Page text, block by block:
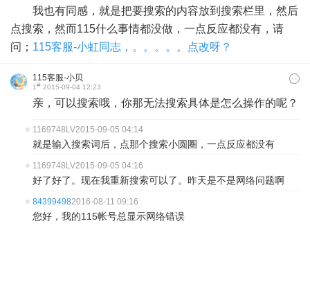
我也有同感，就是把要搜索的内容放到搜索栏里，然后
点搜索，然而115什么事情都没做，一点反应都没有，请
问； 115客服-小虹同志，。。。。。点改呀？
115客服-小贝
1# 2015-09-04 12:23
亲，可以搜索哦，你那无法搜索具体是怎么操作的呢？
1169748LV2015-09-05 04:14
就是输入搜索词后，点那个搜索小圆圈，一点反应都没有
1169748LV2015-09-05 04:16
好了好了。现在我重新搜索可以了。昨天是不是网络问题啊
843994982016-08-11 09:16
您好，我的115帐号总显示网络错误